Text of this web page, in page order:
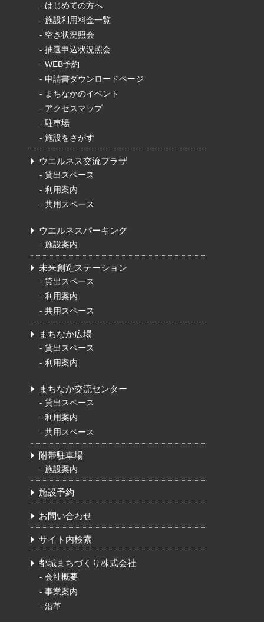
- はじめての方へ
- 施設利用料金一覧
- 空き状況照会
- 抽選申込状況照会
- WEB予約
- 申請書ダウンロードページ
- まちなかのイベント
- アクセスマップ
- 駐車場
- 施設をさがす
ウエルネス交流プラザ
- 貸出スペース
- 利用案内
- 共用スペース
ウエルネスパーキング
- 施設案内
未来創造ステーション
- 貸出スペース
- 利用案内
- 共用スペース
まちなか広場
- 貸出スペース
- 利用案内
まちなか交流センター
- 貸出スペース
- 利用案内
- 共用スペース
附帯駐車場
- 施設案内
施設予約
お問い合わせ
サイト内検索
都城まちづくり株式会社
- 会社概要
- 事業案内
- 沿革